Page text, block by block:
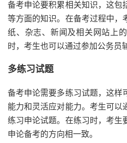
备考申论要积累相关知识，这包
等方面的知识。在备考过程中，
纸、杂志、新闻及相关网站上
时，考生也可以通过参加公务员
多练习试题
备考申论需要多练习试题，这样
能力和灵活应对能力。考生可以
练习申论试题。在练习时，考生
申论备考的方向相一致。